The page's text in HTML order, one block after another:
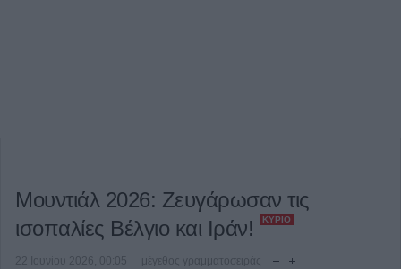
Μουντιάλ 2026: Ζευγάρωσαν τις
ισοπαλίες Βέλγιο και Ιράν!
ΚΎΡΙΟ
22 Ιουνίου 2026, 00:05
μέγεθος γραμματοσειράς